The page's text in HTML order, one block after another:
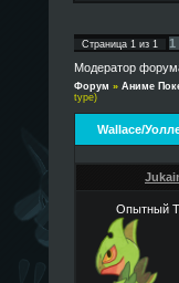
Страница 1из 1
1
Модератор
Форум » Аниме
type)
Wallace/
Опытный